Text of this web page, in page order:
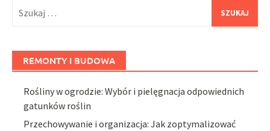
REMONTY I BUDOWA
Rośliny w ogrodzie: Wybór i pielęgnacja odpowiednich
gatunków roślin
Przechowywanie i organizacja: Jak zoptymalizować